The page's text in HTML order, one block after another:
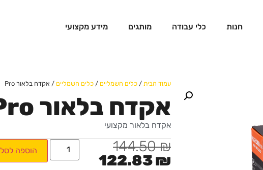
חנות כלי עבודה מותגים מידע מקצועי
עמוד הבית / כלים חשמליים / כלים חשמליים / אקדח בלאור Pro
אקדח בלאור Pro
אקדח בלאור מקצועי
144.50₪
122.83₪
הוספה לסל